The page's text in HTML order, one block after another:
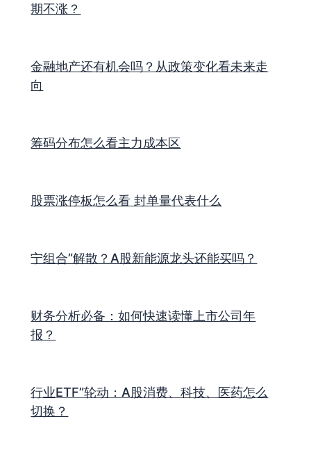
期不涨？
金融地产还有机会吗？从政策变化看未来走
向
筹码分布怎么看主力成本区
股票涨停板怎么看 封单量代表什么
宁组合”解散？A股新能源龙头还能买吗？
财务分析必备：如何快速读懂上市公司年
报？
行业ETF”轮动：A股消费、科技、医药怎么
切换？